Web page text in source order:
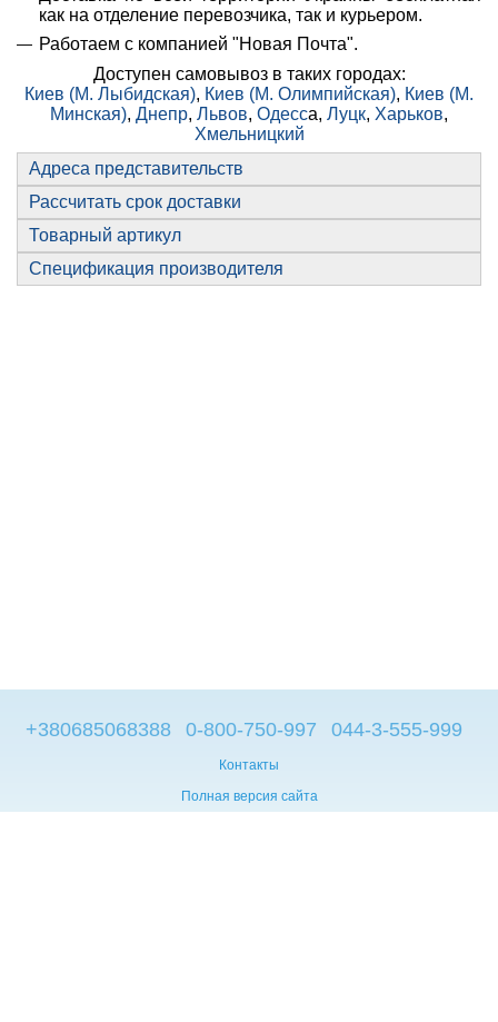
как на отделение перевозчика, так и курьером.
Работаем с компанией "Новая Почта".
Доступен самовывоз в таких городах:
Киев (М. Лыбидская), Киев (М. Олимпийская), Киев (М.
Минская), Днепр, Львов, Одесса, Луцк, Харьков,
Хмельницкий
Адреса представительств
Рассчитать срок доставки
Товарный артикул
Спецификация производителя
+380685068388 0-800-750-997 044-3-555-999
Контакты
Полная версия сайта